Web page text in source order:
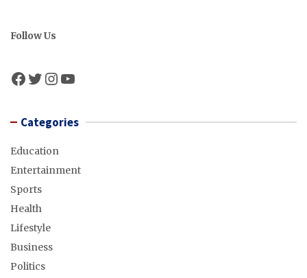
Follow Us
Facebook
Twitter
Instagram
YouTube
Categories
Education
Entertainment
Sports
Health
Lifestyle
Business
Politics